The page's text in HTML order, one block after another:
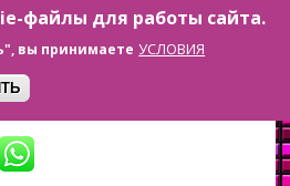
файлы для работы сайта.
вы принимаете УСЛОВИЯ
+7 923 179-6-279